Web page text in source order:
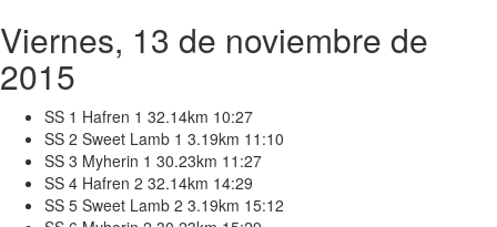
Viernes, 13 de noviembre de
2015
SS 1 Hafren 1 32.14km 10:27
SS 2 Sweet Lamb 1 3.19km 11:10
SS 3 Myherin 1 30.23km 11:27
SS 4 Hafren 2 32.14km 14:29
SS 5 Sweet Lamb 2 3.19km 15:12